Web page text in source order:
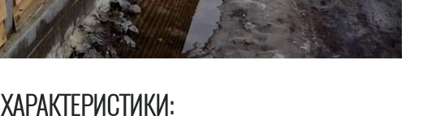
ХАРАКТЕРИСТИКИ: